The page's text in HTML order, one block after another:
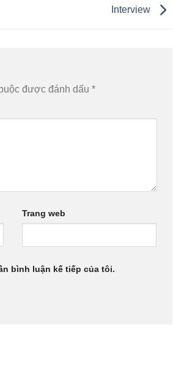
Interview
được đánh dấu *
Trang web
bình luận kế tiếp của tôi.